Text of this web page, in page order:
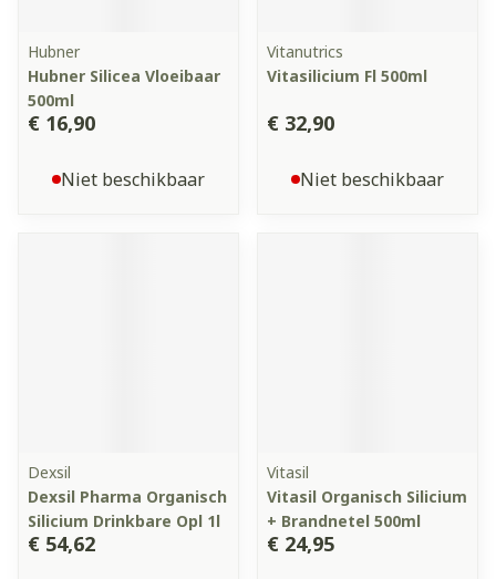
Hubner
Hubner Silicea Vloeibaar
500ml
€ 16,90
Niet beschikbaar
Vitanutrics
Vitasilicium Fl 500ml
€ 32,90
Niet beschikbaar
Dexsil
Dexsil Pharma Organisch
Silicium Drinkbare Opl 1l
€ 54,62
Vitasil
Vitasil Organisch Silicium
+ Brandnetel 500ml
€ 24,95